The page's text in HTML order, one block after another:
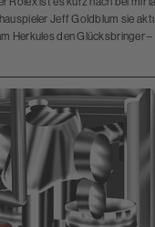
Jeff Goldblum sie
Herkules den Glücksbringer –